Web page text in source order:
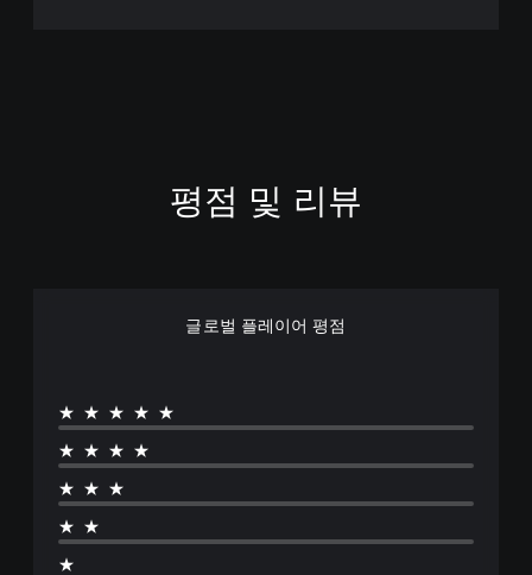
평점 및 리뷰
글로벌 플레이어 평점
★★★★★
★★★★
★★★
★★
★